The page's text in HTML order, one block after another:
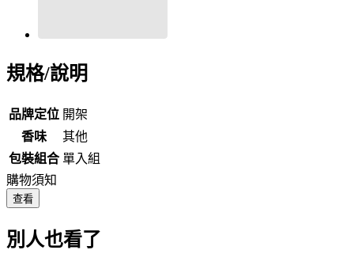
規格/說明
品牌定位 開架
香味
其他
包裝組合 單入組
購物須知
查看
別人也看了